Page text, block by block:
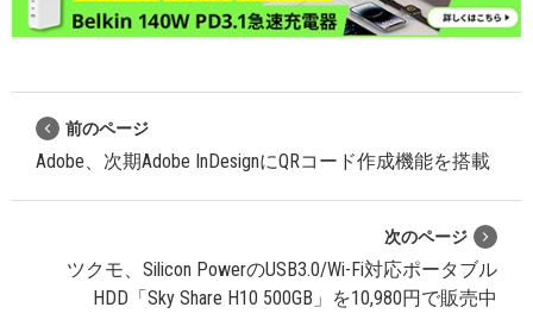
前のページ
Adobe、次期Adobe InDesignにQRコード作成機能を搭載
次のページ
ツクモ、Silicon PowerのUSB3.0/Wi-Fi対応ポータブル
HDD「Sky Share H10 500GB」を10,980円で販売中